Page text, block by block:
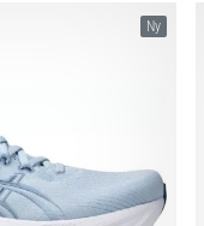
Ny